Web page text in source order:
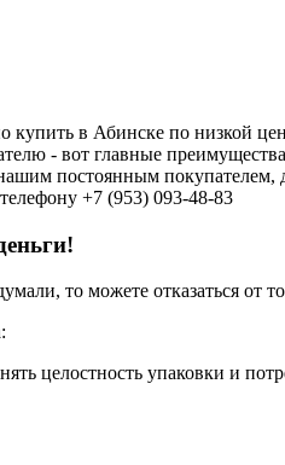
в Абинске по низкой
- вот главные
постоянным покупателем,
+7 (953) 093-48-83
то можете отказаться от
целостность упаковки и